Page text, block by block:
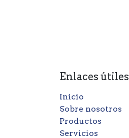
Enlaces útiles
Inicio
Sobre nosotros
Productos
Servicios